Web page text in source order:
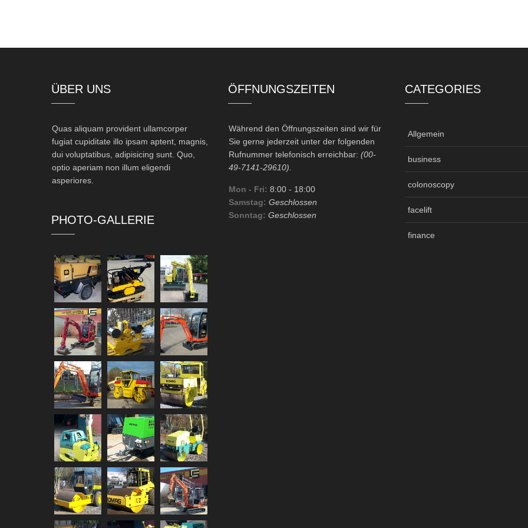
ÜBER UNS
Quas aliquam provident ullamcorper
fugiat cupiditate illo ipsam aptent, magnis,
dui voluptatibus, adipisicing sunt. Quo,
optio aperiam non illum eligendi
asperiores.
PHOTO-GALLERIE
ÖFFNUNGSZEITEN
Während den Öffnungszeiten sind wir für
Sie gerne jederzeit unter der folgenden
Rufnummer telefonisch erreichbar: (00-
49-7141-29610).
Mon - Fri: 8:00 - 18:00
Samstag: Geschlossen
Sonntag: Geschlossen
CATEGORIES
Allgemein
business
colonoscopy
facelift
finance